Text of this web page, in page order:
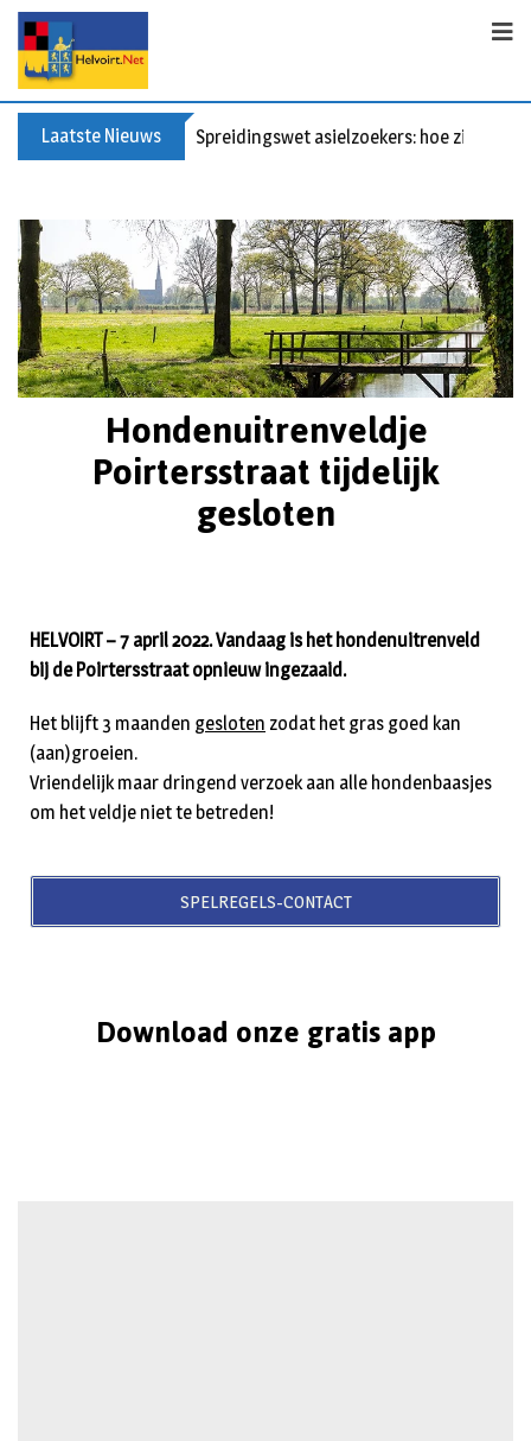
Laatste Nieuws Spreidingswet asielzoekers: hoe zit dat?
Hondenuitrenveldje
Poirtersstraat tijdelijk
gesloten
HELVOIRT – 7 april 2022. Vandaag is het hondenuitrenveld
bij de Poirtersstraat opnieuw ingezaaid.
Het blijft 3 maanden gesloten zodat het gras goed kan
(aan)groeien.
Vriendelijk maar dringend verzoek aan alle hondenbaasjes
om het veldje niet te betreden!
SPELREGELS-CONTACT
Download onze gratis app